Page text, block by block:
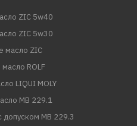
ZIC 5w40
ZIC 5w30
масло ZIC
ROLF
LIQUI MOLY
MB 229.1
MB 229.3